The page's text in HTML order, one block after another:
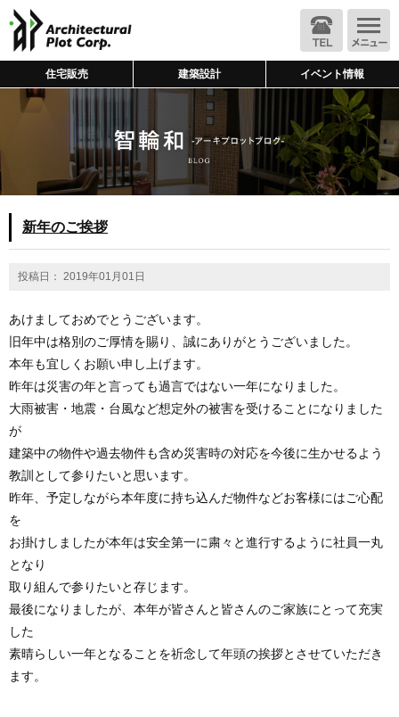
住宅販売 建築設計 イベント情報
新年のご挨拶
投稿日： 2019年01月01日
あけましておめでとうございます。
旧年中は格別のご厚情を賜り、誠にありがとうございました。
本年も宜しくお願い申し上げます。
昨年は災害の年と言っても過言ではない一年になりました。
大雨被害・地震・台風など想定外の被害を受けることになりました
が
建築中の物件や過去物件も含め災害時の対応を今後に生かせるよう
教訓として参りたいと思います。
昨年、予定しながら本年度に持ち込んだ物件などお客様にはご心配
を
お掛けしましたが本年は安全第一に粛々と進行するように社員一丸
となり
取り組んで参りたいと存じます。
最後になりましたが、本年が皆さんと皆さんのご家族にとって充実
した
素晴らしい一年となることを祈念して年頭の挨拶とさせていただき
ます。